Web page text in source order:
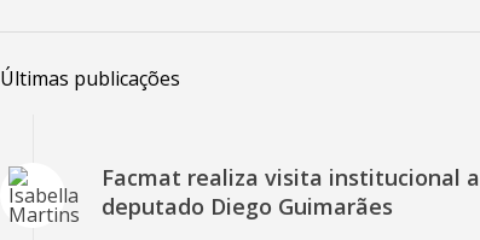
Últimas publicações
Facmat realiza visita institucional
deputado Diego Guimarães